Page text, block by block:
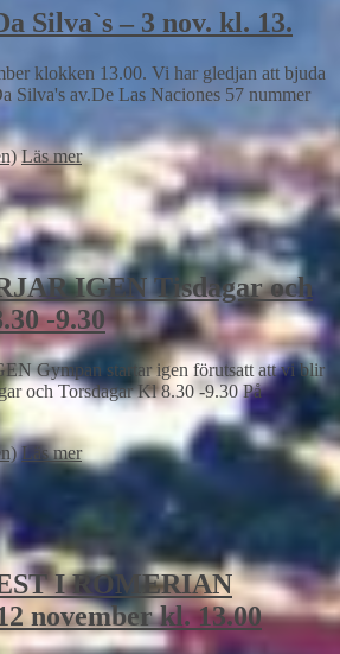
Silva`s – 3 nov. kl. 13.
klokken 13.00. Vi har gledjan att bjuda
Silva's av.De Las Naciones 57 nummer
Läs mer
IGEN Tisdagar och
-9.30
Gympan startar igen förutsatt att vi blir
och Torsdagar Kl 8.30 -9.30 På
Läs mer
I ROMERIAN
november kl. 13.00